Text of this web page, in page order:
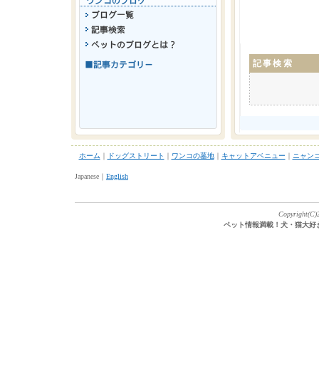
記事検索
ホーム ｜ ドッグストリート ｜ ワンコの墓地｜ キャットアベニュー ｜ ニャン
Japanese｜ English
ペット情報満載！犬・猫大